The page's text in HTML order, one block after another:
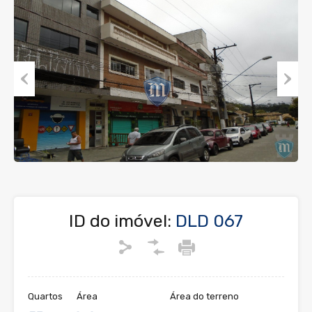
Previous Next
ID do imóvel: DLD 067
Quartos Área Área do terreno